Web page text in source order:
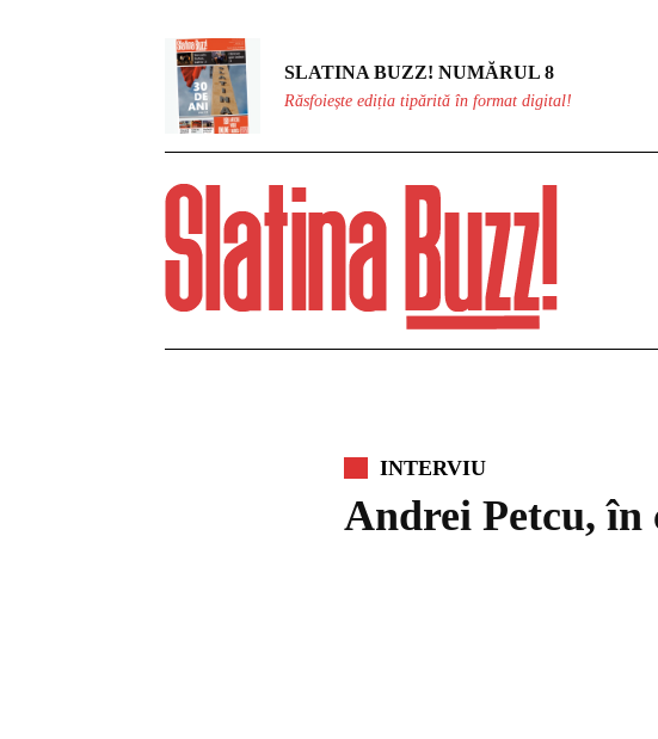
SLATINA BUZZ! NUMĂRUL 8
Răsfoiește ediția tipărită în format digital!
INTERVIU
Andrei Petcu,